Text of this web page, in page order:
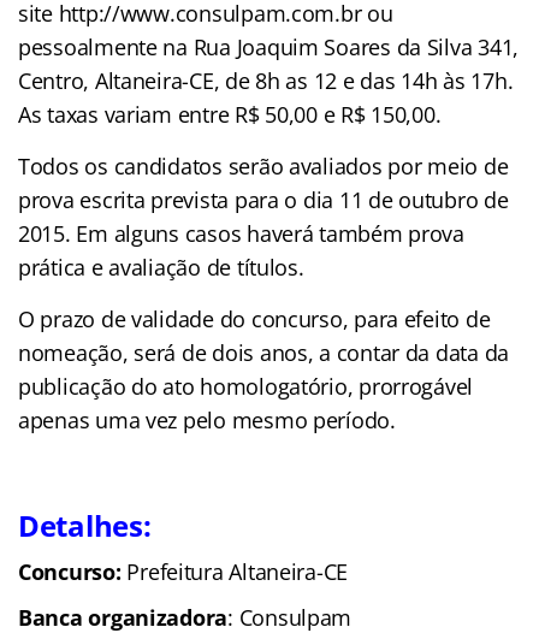
site http://www.consulpam.com.br ou
pessoalmente na Rua Joaquim Soares da Silva 341,
Centro, Altaneira-CE, de 8h as 12 e das 14h às 17h.
As taxas variam entre R$ 50,00 e R$ 150,00.
Todos os candidatos serão avaliados por meio de
prova escrita prevista para o dia 11 de outubro de
2015. Em alguns casos haverá também prova
prática e avaliação de títulos.
O prazo de validade do concurso, para efeito de
nomeação, será de dois anos, a contar da data da
publicação do ato homologatório, prorrogável
apenas uma vez pelo mesmo período.
Detalhes:
Concurso: Prefeitura Altaneira-CE
Banca organizadora: Consulpam